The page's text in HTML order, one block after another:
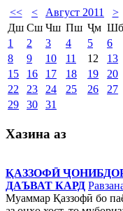
<< < Август 2011 >
Дш Сш Чш Пш Ҷм Шб
1
2 3 4 5 6
8
9 10 11 12 13
15
16 17 18 19 20
22
23 24 25 26 27
29
30 31
Хазина аз
ҚАЗЗОФӢ
ДАЪВАТ КАРД
Муаммар Қаззофӣ бо